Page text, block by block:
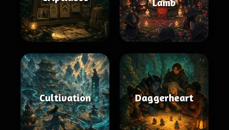
Cultivation Daggerheart